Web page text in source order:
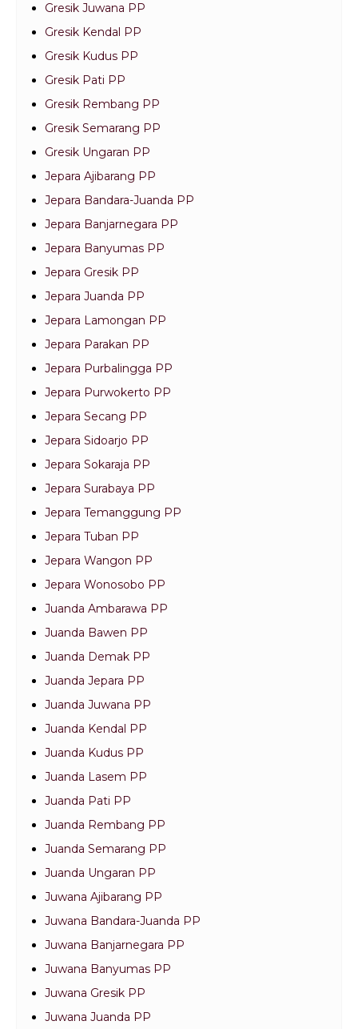
Gresik Juwana PP
Gresik Kendal PP
Gresik Kudus PP
Gresik Pati PP
Gresik Rembang PP
Gresik Semarang PP
Gresik Ungaran PP
Jepara Ajibarang PP
Jepara Bandara-Juanda PP
Jepara Banjarnegara PP
Jepara Banyumas PP
Jepara Gresik PP
Jepara Juanda PP
Jepara Lamongan PP
Jepara Parakan PP
Jepara Purbalingga PP
Jepara Purwokerto PP
Jepara Secang PP
Jepara Sidoarjo PP
Jepara Sokaraja PP
Jepara Surabaya PP
Jepara Temanggung PP
Jepara Tuban PP
Jepara Wangon PP
Jepara Wonosobo PP
Juanda Ambarawa PP
Juanda Bawen PP
Juanda Demak PP
Juanda Jepara PP
Juanda Juwana PP
Juanda Kendal PP
Juanda Kudus PP
Juanda Lasem PP
Juanda Pati PP
Juanda Rembang PP
Juanda Semarang PP
Juanda Ungaran PP
Juwana Ajibarang PP
Juwana Bandara-Juanda PP
Juwana Banjarnegara PP
Juwana Banyumas PP
Juwana Gresik PP
Juwana Juanda PP